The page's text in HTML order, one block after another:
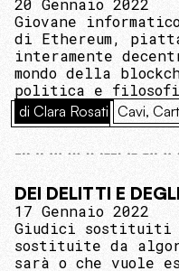
20 Gennaio 2022
Giovane
di Ethereum,
interamente
mondo della
politica e
di Clara Rosati Cavi,
DEI DELITTI E
17 Gennaio 2022
Giudici sostituiti
sostituite da
sarà o che vuole